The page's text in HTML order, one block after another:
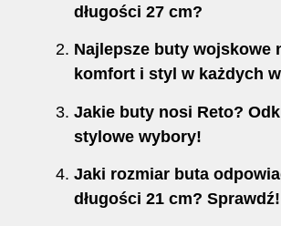
długości 27 cm?
Najlepsze buty wojskowe
komfort i styl w każdych
Jakie buty nosi Reto?
stylowe wybory!
Jaki rozmiar buta
długości 21 cm? Sprawdź!